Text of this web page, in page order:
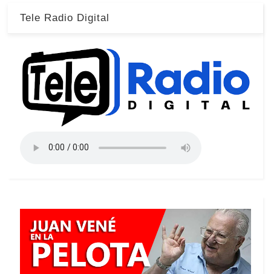
Tele Radio Digital